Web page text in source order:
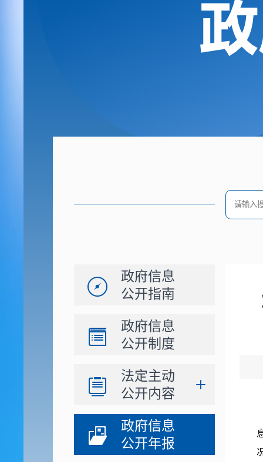
政府信息
公开指南
政府信息
公开制度
法定主动
公开内容
政府信息
公开年报